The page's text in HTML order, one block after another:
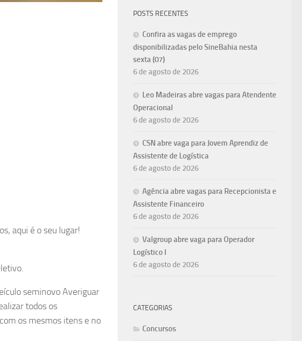
aqui é o seu lugar!
seminovo Averiguar
todos os
os mesmos itens e no
POSTS RECENTES
Confira as vagas de emprego
disponibilizadas pelo SineBahia nesta
sexta (07)
6 de agosto de 2026
Leo Madeiras abre vagas para Atendente
Operacional
6 de agosto de 2026
CSN abre vaga para Jovem Aprendiz de
Assistente de Logística
6 de agosto de 2026
Agência abre vagas para Recepcionista e
Assistente Financeiro
6 de agosto de 2026
Valgroup abre vaga para Operador
Logístico I
6 de agosto de 2026
CATEGORIAS
Concursos